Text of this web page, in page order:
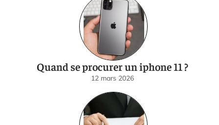
Quand se procurer un iphone 11 ?
12 mars 2026